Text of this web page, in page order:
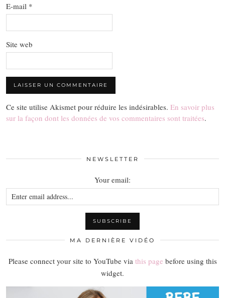
E-mail *
Site web
Ce site utilise Akismet pour réduire les indésirables. En savoir plus
sur la façon dont les données de vos commentaires sont traitées.
NEWSLETTER
Your email:
MA DERNIÈRE VIDÉO
Please connect your site to YouTube via this page before using this
widget.